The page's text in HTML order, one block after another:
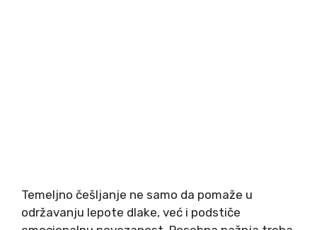
Temeljno češljanje ne samo da pomaže u
održavanju lepote dlake, već i podstiče